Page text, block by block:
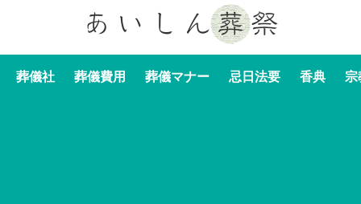
葬儀社 葬儀費用 葬儀マナー 忌日法要 香典 宗